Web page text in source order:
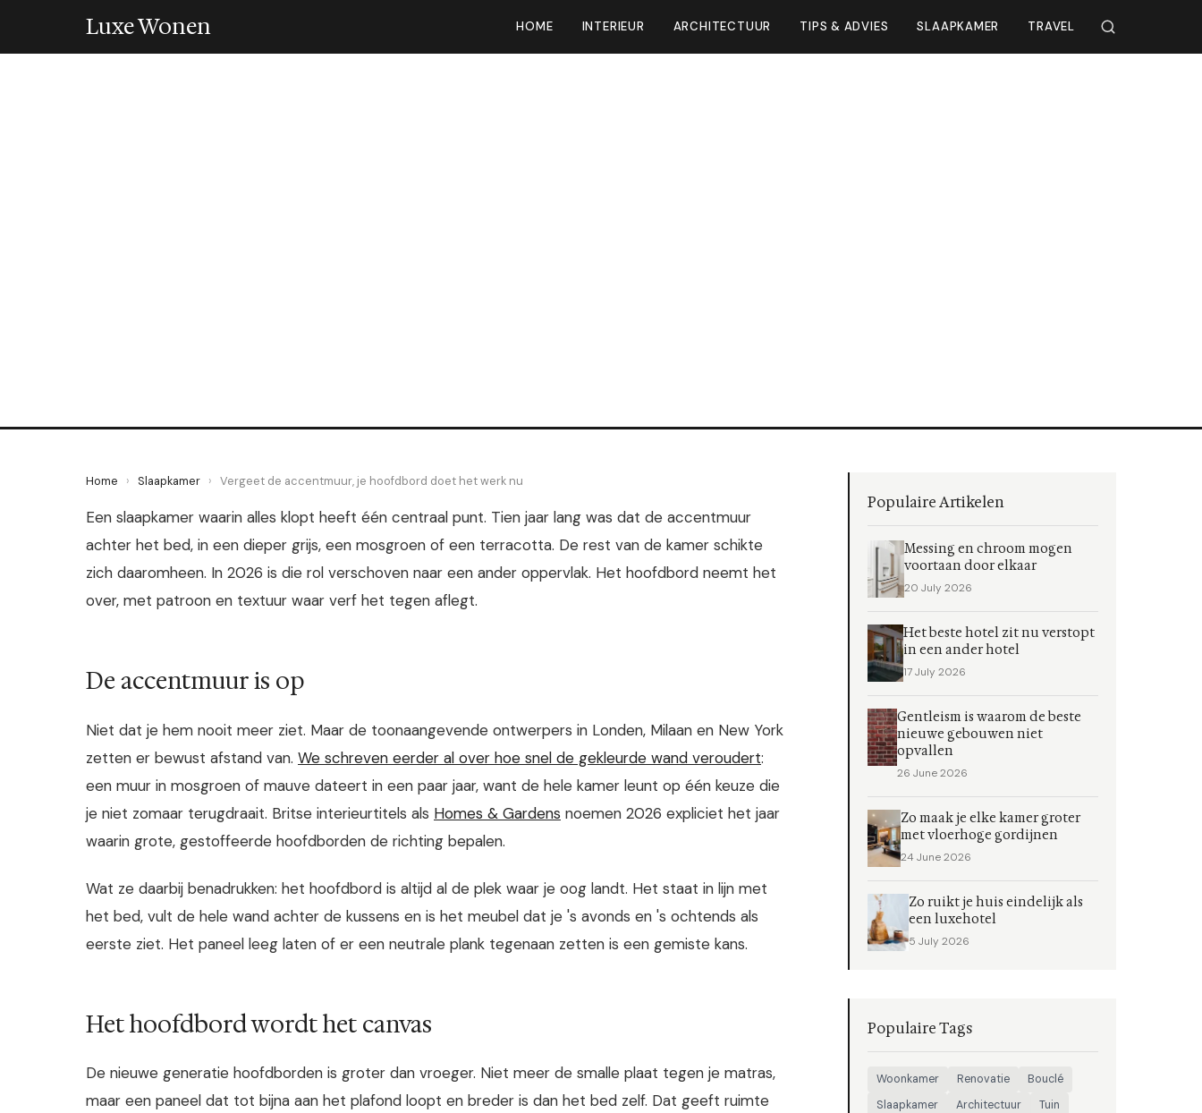
Luxe Wonen HOME INTERIEUR ARCHITECTUUR TIPS & ADVIES SLAAPKAMER TRAVEL
Home › Slaapkamer › Vergeet de accentmuur, je hoofdbord doet het werk nu
Een slaapkamer waarin alles klopt heeft één centraal punt. Tien jaar lang was dat de accentmuur
achter het bed, in een dieper grijs, een mosgroen of een terracotta. De rest van de kamer schikte
zich daaromheen. In 2026 is die rol verschoven naar een ander oppervlak. Het hoofdbord neemt het
over, met patroon en textuur waar verf het tegen aflegt.
De accentmuur is op
Niet dat je hem nooit meer ziet. Maar de toonaangevende ontwerpers in Londen, Milaan en New York
zetten er bewust afstand van. We schreven eerder al over hoe snel de gekleurde wand veroudert:
een muur in mosgroen of mauve dateert in een paar jaar, want de hele kamer leunt op één keuze die
je niet zomaar terugdraait. Britse interieurtitels als Homes & Gardens noemen 2026 expliciet het jaar
waarin grote, gestoffeerde hoofdborden de richting bepalen.
Wat ze daarbij benadrukken: het hoofdbord is altijd al de plek waar je oog landt. Het staat in lijn met
het bed, vult de hele wand achter de kussens en is het meubel dat je 's avonds en 's ochtends als
eerste ziet. Het paneel leeg laten of er een neutrale plank tegenaan zetten is een gemiste kans.
Het hoofdbord wordt het canvas
De nieuwe generatie hoofdborden is groter dan vroeger. Niet meer de smalle plaat tegen je matras,
maar een paneel dat tot bijna aan het plafond loopt en breder is dan het bed zelf. Dat geeft ruimte
Populaire Artikelen
Messing en chroom mogen
voortaan door elkaar
20 July 2026
Het beste hotel zit nu verstopt
in een ander hotel
17 July 2026
Gentleism is waarom de beste
nieuwe gebouwen niet
opvallen
26 June 2026
Zo maak je elke kamer groter
met vloerhoge gordijnen
24 June 2026
Zo ruikt je huis eindelijk als
een luxehotel
5 July 2026
Populaire Tags
Woonkamer Renovatie
Bouclé
Slaapkamer
Architectuur
Tuin